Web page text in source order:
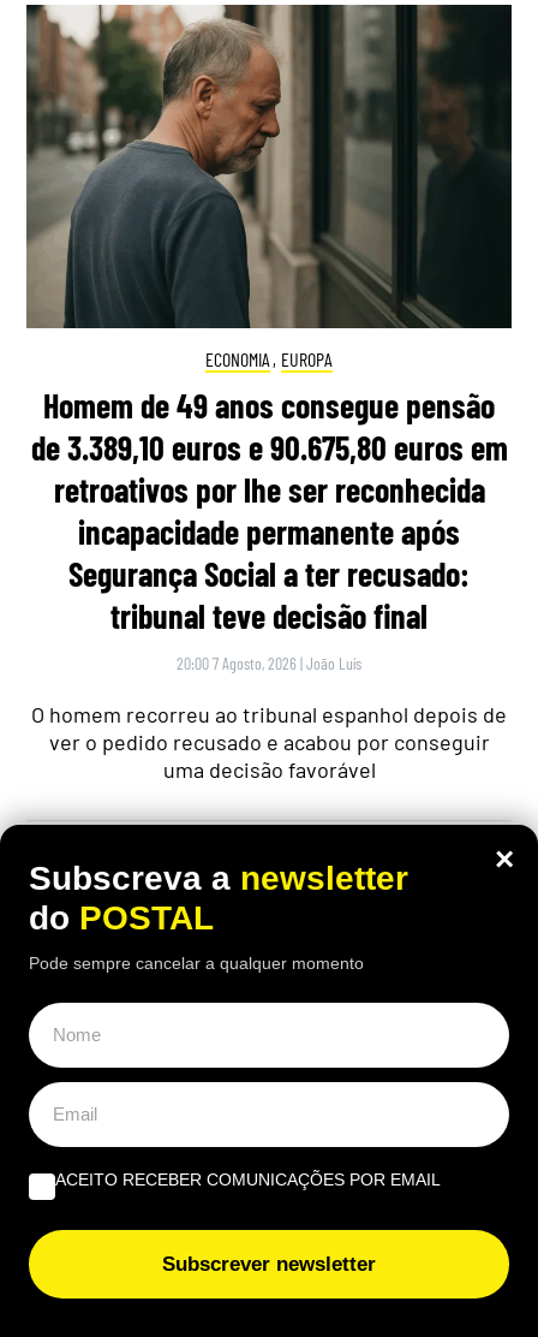
ECONOMIA , EUROPA
Homem de 49 anos consegue pensão
de 3.389,10 euros e 90.675,80 euros em
retroativos por lhe ser reconhecida
incapacidade permanente após
Segurança Social a ter recusado:
tribunal teve decisão final
20:00 7 Agosto, 2026 |João Luís
O homem recorreu ao tribunal espanhol depois de
ver o pedido recusado e acabou por conseguir
uma decisão favorável
“Fui castigado e não mereço”:
enfermeiro com 43 anos de descontos
×
Subscreva a newsletter
do POSTAL
Pode sempre cancelar a qualquer momento
ACEITO RECEBER COMUNICAÇÕES POR EMAIL
Subscrever newsletter